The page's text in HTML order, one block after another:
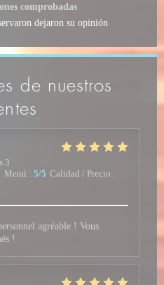
de nuestros
3
Menú : 5/5 Calidad / Precio :
agréable ! Vous
!
comprobadas
dejaron su opinión